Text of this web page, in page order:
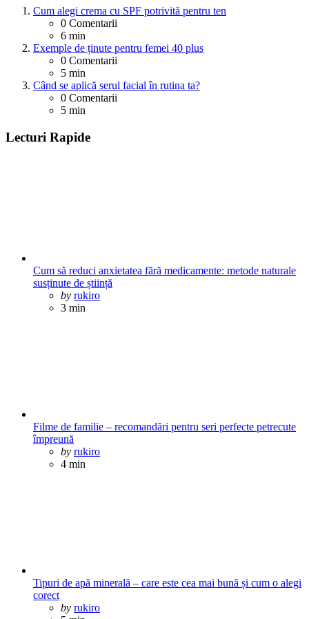
Cum alegi crema cu SPF potrivită pentru ten
0 Comentarii
6 min
Exemple de ținute pentru femei 40 plus
0 Comentarii
5 min
Când se aplică serul facial în rutina ta?
0 Comentarii
5 min
Lecturi Rapide
Cum să reduci anxietatea fără medicamente: metode naturale
susținute de știință
Posted
by rukiro
3 min
Filme de familie – recomandări pentru seri perfecte petrecute
împreună
Posted
by rukiro
4 min
Tipuri de apă minerală – care este cea mai bună și cum o alegi
corect
Posted
by rukiro